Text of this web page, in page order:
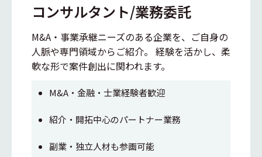
コンサルタント/業務委託
M&A・事業承継ニーズのある企業を、ご自身の
人脈や専門領域からご紹介。 経験を活かし、柔
軟な形で案件創出に関われます。
M&A・金融・士業経験者歓迎
紹介・開拓中心のパートナー業務
副業・独立人材も参画可能